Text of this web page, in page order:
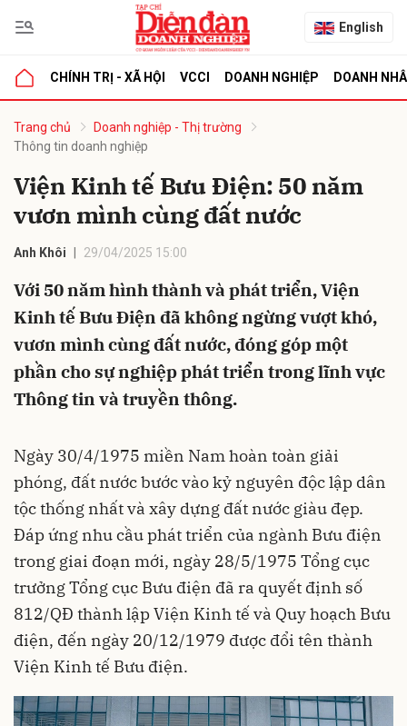
English
CHÍNH TRỊ - XÃ HỘI VCCI DOANH NGHIỆP DOANH
Trang chủ
Doanh nghiệp - Thị trường
Thông tin doanh nghiệp
Viện Kinh tế Bưu Điện: 50 năm
vươn mình cùng đất nước
Anh Khôi 29/04/2025 15:00
Với 50 năm hình thành và phát triển, Viện
Kinh tế Bưu Điện đã không ngừng vượt khó,
vươn mình cùng đất nước, đóng góp một
phần cho sự nghiệp phát triển trong lĩnh vực
Thông tin và truyền thông.
Ngày 30/4/1975 miền Nam hoàn toàn giải
phóng, đất nước bước vào kỷ nguyên độc lập dân
tộc thống nhất và xây dựng đất nước giàu đẹp.
Đáp ứng nhu cầu phát triển của ngành Bưu điện
trong giai đoạn mới, ngày 28/5/1975 Tổng cục
trưởng Tổng cục Bưu điện đã ra quyết định số
812/QĐ thành lập Viện Kinh tế và Quy hoạch Bưu
điện, đến ngày 20/12/1979 được đổi tên thành
Viện Kinh tế Bưu điện.
luận
Hủy